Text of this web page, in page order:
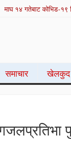
समाचार खेलकुद